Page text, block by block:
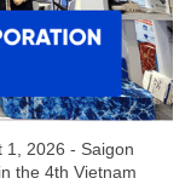
1, 2026 - Saigon
the 4th Vietnam